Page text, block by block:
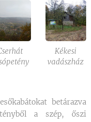
Kékesi
vadászház
betárazva
a szép, őszi